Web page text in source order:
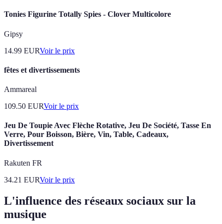
Tonies Figurine Totally Spies - Clover Multicolore
Gipsy
14.99 EURVoir le prix
fêtes et divertissements
Ammareal
109.50 EURVoir le prix
Jeu De Toupie Avec Flèche Rotative, Jeu De Société, Tasse En
Verre, Pour Boisson, Bière, Vin, Table, Cadeaux,
Divertissement
Rakuten FR
34.21 EURVoir le prix
L'influence des réseaux sociaux sur la
musique